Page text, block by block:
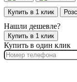
Купить в 1 клик
Нашли дешевле?
Купить в 1 клик
Купить в один клик